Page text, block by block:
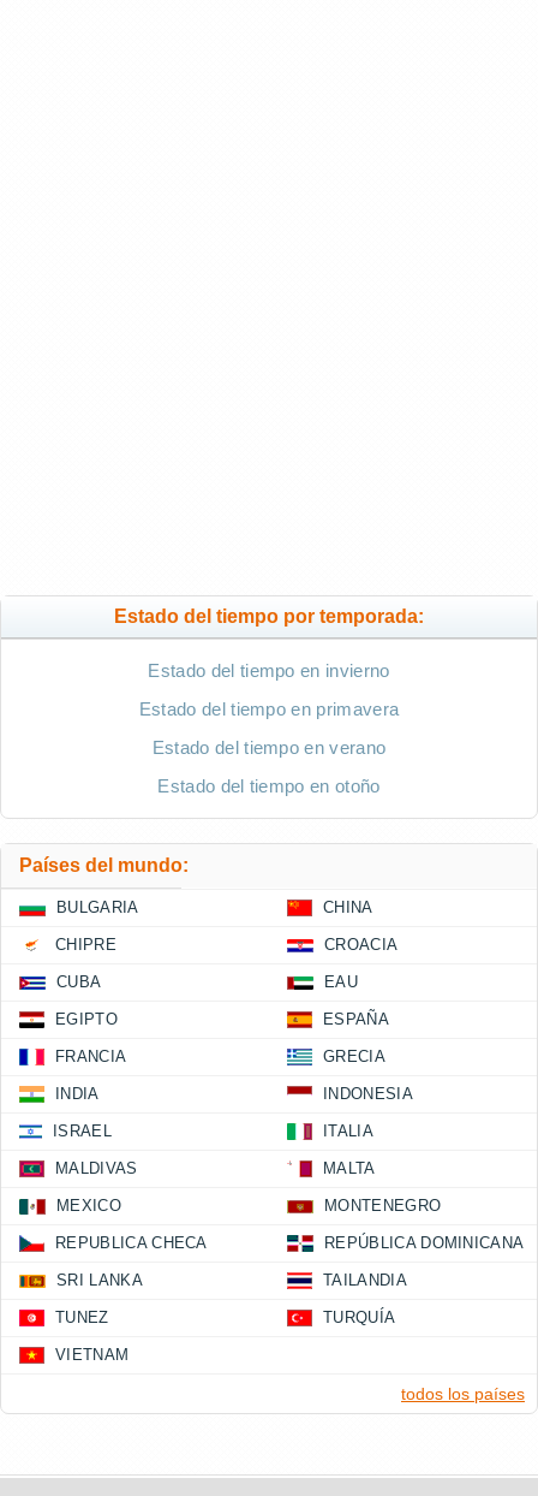
Estado del tiempo por temporada:
Estado del tiempo en invierno
Estado del tiempo en primavera
Estado del tiempo en verano
Estado del tiempo en otoño
Países del mundo:
BULGARIA CHINA
CHIPRE CROACIA
CUBA EAU
EGIPTO ESPAÑA
FRANCIA GRECIA
INDIA INDONESIA
ISRAEL ITALIA
MALDIVAS MALTA
MEXICO MONTENEGRO
REPUBLICA CHECA REPÚBLICA DOMINICANA
SRI LANKA TAILANDIA
TUNEZ TURQUÍA
VIETNAM
todos los países